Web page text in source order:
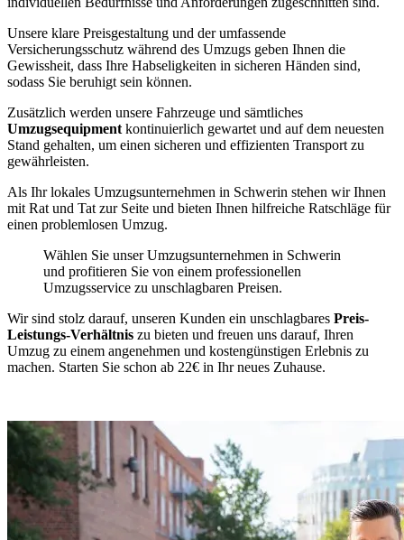
Unsere klare Preisgestaltung und der umfassende
Versicherungsschutz während des Umzugs geben Ihnen die
Gewissheit, dass Ihre Habseligkeiten in sicheren Händen sind,
sodass Sie beruhigt sein können.
Zusätzlich werden unsere Fahrzeuge und sämtliches
Umzugsequipment kontinuierlich gewartet und auf dem neuesten
Stand gehalten, um einen sicheren und effizienten Transport zu
gewährleisten.
Als Ihr lokales Umzugsunternehmen in Schwerin stehen wir Ihnen
mit Rat und Tat zur Seite und bieten Ihnen hilfreiche Ratschläge für
einen problemlosen Umzug.
Wählen Sie unser Umzugsunternehmen in Schwerin
und profitieren Sie von einem professionellen
Umzugsservice zu unschlagbaren Preisen.
Wir sind stolz darauf, unseren Kunden ein unschlagbares Preis-
Leistungs-Verhältnis zu bieten und freuen uns darauf, Ihren
Umzug zu einem angenehmen und kostengünstigen Erlebnis zu
machen. Starten Sie schon ab 22€ in Ihr neues Zuhause.